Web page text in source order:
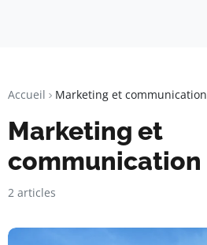
Accueil Marketing et communication
Marketing et
communication
2 articles